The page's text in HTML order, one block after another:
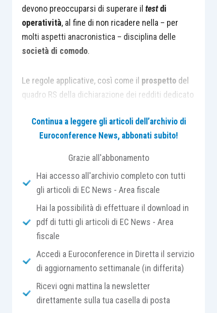
devono preoccuparsi di superare il testdi
operatività, al fine di non ricadere nella – per
molti aspetti anacronistica – disciplina delle
società di comodo.
Le regole applicative, così come il prospettodel
quadro RS della dichiarazione dei redditi dedicato
subito modifiche rispetto al passato, tuttavia,
pare utile ripercorrere la via da percorrere verso
I passaggisono nella sostanza 3:
il calcolo delricavo presunto;
la determinazione deiricavieffettivi
il calcolo del
Ilricavo presuntosi calcola applicando allo
percentuale determinata
del prospetto sull’operatività
Continua a leggere gli articoli dell’archivio di
Euroconference News, abbonati subito!
Grazie all'abbonamento
Hai accesso all'archivio completo con tutti
gli articoli di EC News - Area fiscale
Hai la possibilità di effettuare il download in
pdf di tutti gli articoli di EC News - Area
fiscale
Accedi a Euroconference in Diretta il servizio
di aggiornamento settimanale (in differita)
Ricevi ogni mattina la newsletter
direttamente sulla tua casella di posta